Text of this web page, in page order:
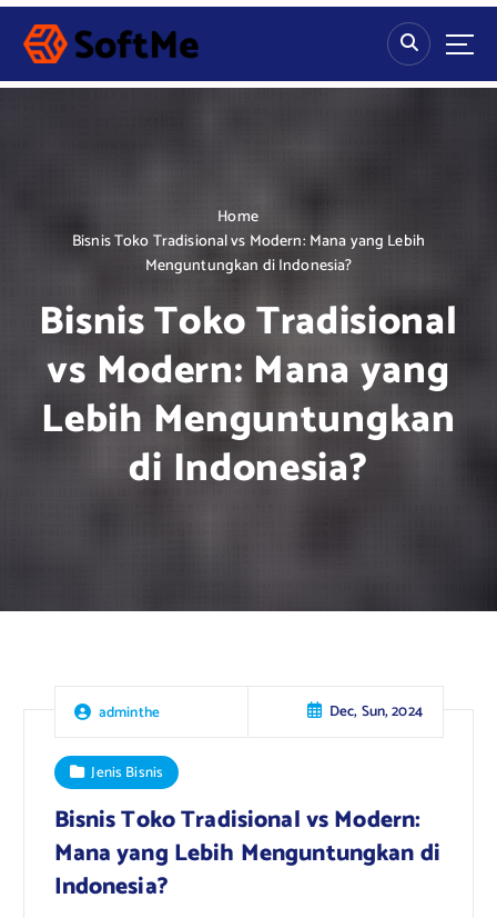
S
p
Home
Bisnis Toko Tradisional vs Modern: Mana yang Lebih
Menguntungkan di Indonesia?
Bisnis Toko Tradisional
vs Modern: Mana yang
Lebih Menguntungkan
di Indonesia?
adminthe Dec, Sun, 2024
Jenis Bisnis
Bisnis Toko Tradisional vs Modern:
Mana yang Lebih Menguntungkan di
Indonesia?